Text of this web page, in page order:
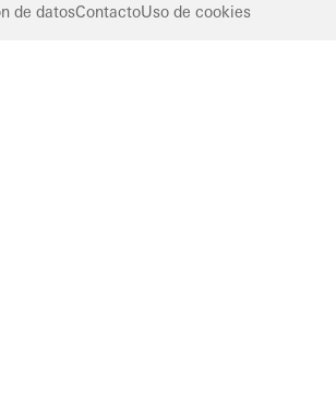
de datosContactoUso de cookies